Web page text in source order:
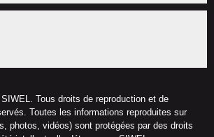
Tous droits de reproduction et de
Toutes les informations reproduites sur
photos, vidéos) sont protégées par des droits